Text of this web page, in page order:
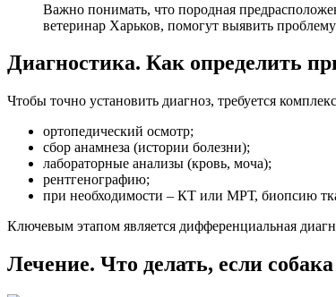
Важно понимать, что породная
ветеринар Харьков, помогут выявить
Диагностика. Как определить
Чтобы точно установить диагноз, требуется
ортопедический осмотр;
сбор анамнеза (истории болезни);
лабораторные анализы (кровь, моча);
рентгенографию;
при необходимости – КТ или МРТ, биопсию
Ключевым этапом является дифференциальная
Лечение. Что делать, если